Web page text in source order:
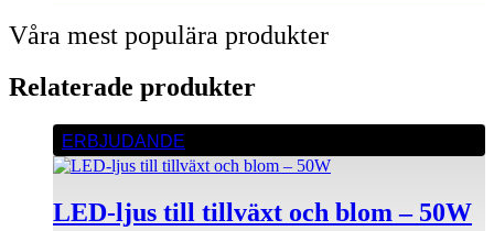
Våra mest populära produkter
Relaterade produkter
ERBJUDANDE
LED-ljus till tillväxt och blom – 50W